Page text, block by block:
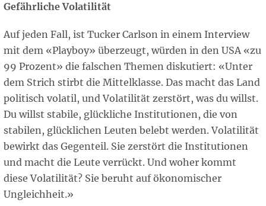
Gefährliche Volatilität
Auf jeden Fall, ist Tucker Carlson in einem Interview
mit dem «Playboy» überzeugt, würden in den USA «zu
99 Prozent» die falschen Themen diskutiert: «Unter
dem Strich stirbt die Mittelklasse. Das macht das Land
politisch volatil, und Volatilität zerstört, was du willst.
Du willst stabile, glückliche Institutionen, die von
stabilen, glücklichen Leuten belebt werden. Volatilität
bewirkt das Gegenteil. Sie zerstört die Institutionen
und macht die Leute verrückt. Und woher kommt
diese Volatilität? Sie beruht auf ökonomischer
Ungleichheit.»